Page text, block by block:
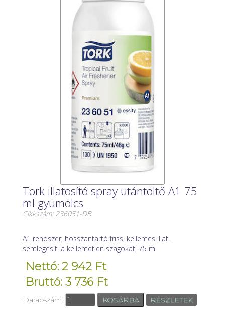
Tork illatosító spray utántöltő A1 75
ml gyümölcs
Cikkszám: 236051-DB
A1 rendszer, hosszantartó friss, kellemes illat,
semlegesíti a kellemetlen szagokat, 75 ml
Nettó: 2 942 Ft
Bruttó: 3 736 Ft
Darabszám: RÉSZLETEK